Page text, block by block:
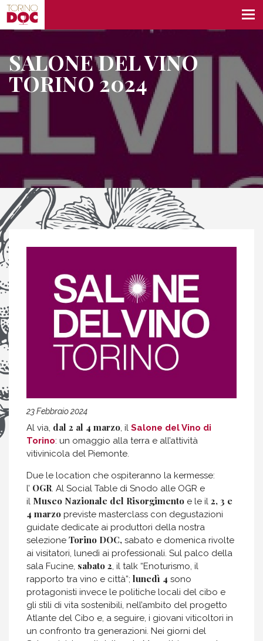
SALONE DEL VINO
TORINO 2024
23 Febbraio 2024
Al via, dal 2 al 4 marzo, il Salone del Vino di
Torino: un omaggio alla terra e all’attività
vitivinicola del Piemonte.
Due le location che ospiteranno la kermesse:
l’ OGR. Al Social Table di Snodo alle OGR e
il Museo Nazionale del Risorgimento e le il 2, 3 e
4 marzo previste masterclass con degustazioni
guidate dedicate ai produttori della nostra
selezione Torino DOC, sabato e domenica rivolte
ai visitatori, lunedì ai professionali. Sul palco della
sala Fucine, sabato 2, il talk “Enoturismo, il
rapporto tra vino e città”; lunedì 4 sono
protagonisti invece le politiche locali del cibo e
gli stili di vita sostenibili, nell’ambito del progetto
Atlante del Cibo e, a seguire, i giovani viticoltori in
un confronto tra generazioni. Nei giorni del